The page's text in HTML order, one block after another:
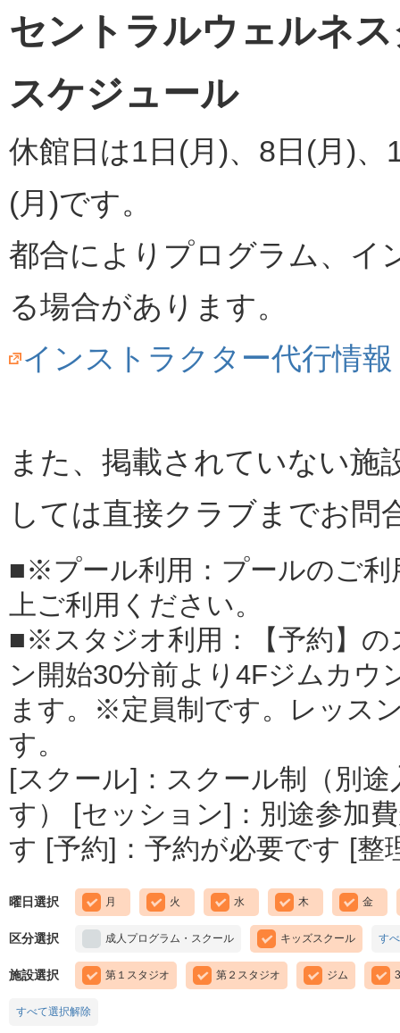
セントラルウェルネ
スケジュール
休館日は1日(月)、8日(月)
(月)です。
都合によりプログラム、イ
る場合があります。
インストラクター代行情報
また、掲載されていない施
しては直接クラブまでお問
■※プール利用：プールのご利
上ご利用ください。
■※スタジオ利用：【予約】
ン開始30分前より4Fジムカウ
ます。※定員制です。レッス
す。
[スクール]：スクール制（別
す） [セッション]：別途参加
す [予約]：予約が必要です [整
曜日選択 月 火 水 木 金
区分選択 成人プログラム・スクール キッズスクール す
施設選択 第１スタジオ 第２スタジオ ジム
すべて選択解除